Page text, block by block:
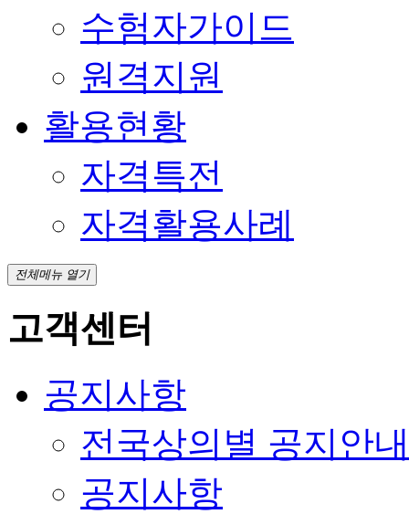
수험자가이드
원격지원
활용현황
자격특전
자격활용사례
전체메뉴 열기
고객센터
공지사항
전국상의별 공지안내
공지사항